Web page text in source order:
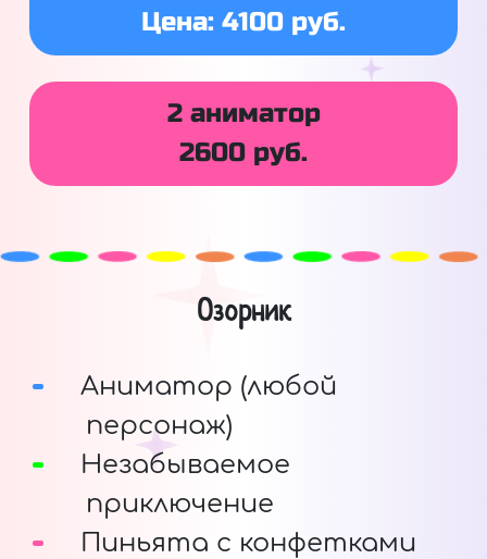
Цена: 4100 руб.
2 аниматор
2600 руб.
Озорник
Аниматор (любой
персонаж)
Незабываемое
приключение
Пиньята с конфетками